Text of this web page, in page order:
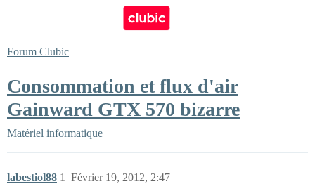
Forum Clubic
Consommation et flux d'air
Gainward GTX 570 bizarre
Matériel informatique
labestiol88 Février 19, 2012, 2:47
1